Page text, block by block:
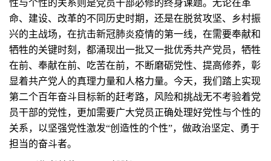
性与个性的关系则是党员干部必修的终身课题。无论在革
命、建设、改革的不同历史时期，还是在脱贫攻坚、乡村振
兴的主战场，在抗击新冠肺炎疫情的第一线，在需要奉献和
牺牲的关键时刻，都涌现出一批又一批优秀共产党员，牺牲
在前、奉献在前、吃苦在前，不断磨砺党性、提高修养，彰
显着共产党人的真理力量和人格力量。今天，我们踏上实现
第二个百年奋斗目标新的赶考路，风险和挑战无不考验着党
员干部的党性，更加需要广大党员正确处理好党性与个性的
关系，以坚强党性激发“创造性的个性”，做政治坚定、勇于
担当的奋斗者。